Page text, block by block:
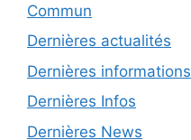
Commun
Dernières actualités
Dernières informations
Dernières Infos
Dernières News